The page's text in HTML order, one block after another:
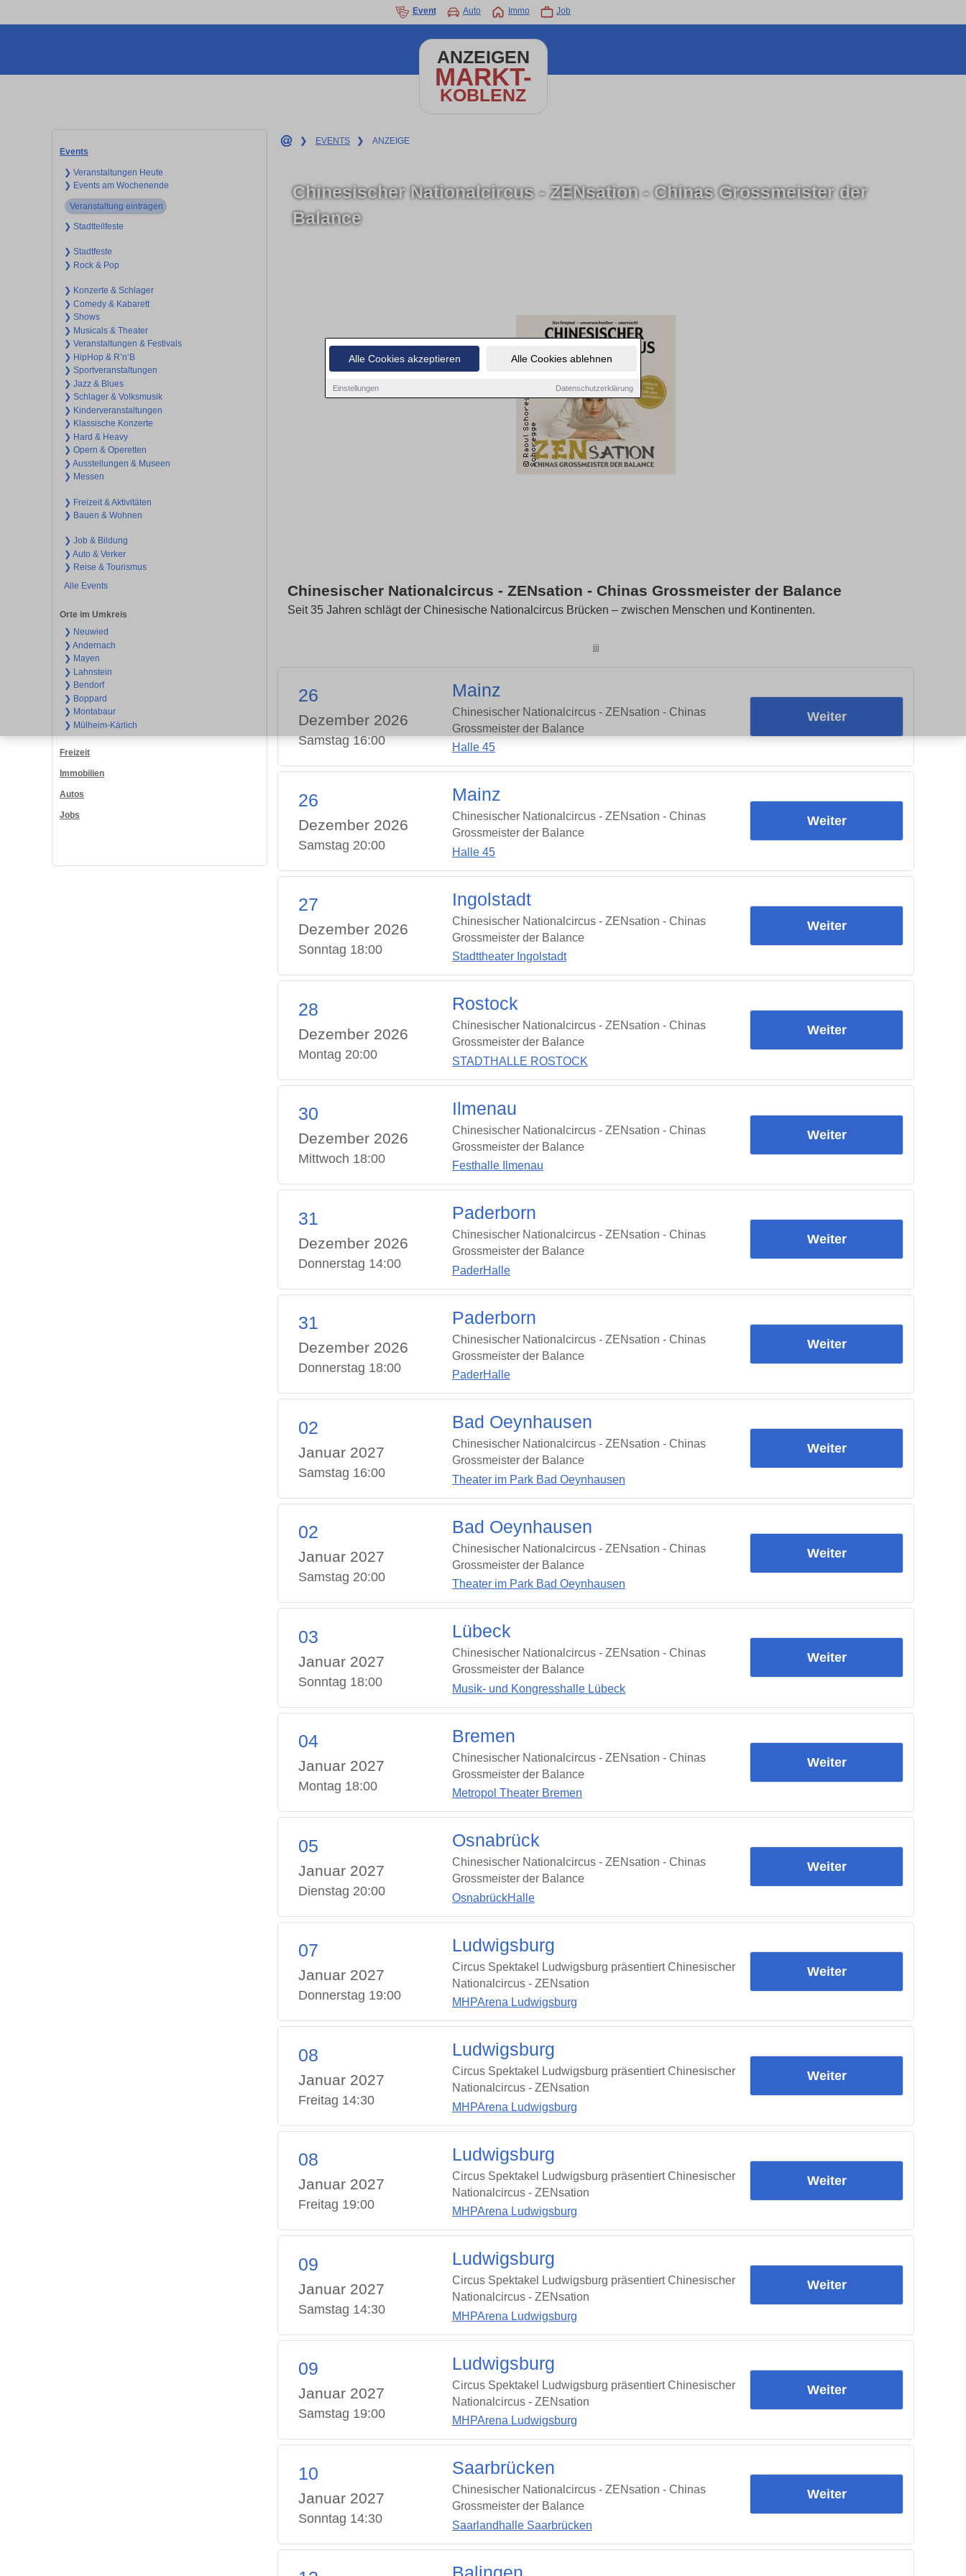
Alle Cookies akzeptieren Alle Cookies ablehnen
Einstellungen Datenschutzerklärung
Event Auto Immo Job
ANZEIGEN
MARKT-
KOBLENZ
Events
❯ Veranstaltungen Heute
❯ Events am Wochenende
Veranstaltung eintragen
❯ Stadtteilfeste
❯ Stadtfeste
❯ Rock & Pop
❯ Konzerte & Schlager
❯ Comedy & Kabarett
❯ Shows
❯ Musicals & Theater
❯ Veranstaltungen & Festivals
❯ HipHop & R’n‘B
❯ Sportveranstaltungen
❯ Jazz & Blues
❯ Schlager & Volksmusik
❯ Kinderveranstaltungen
❯ Klassische Konzerte
❯ Hard & Heavy
❯ Opern & Operetten
❯ Ausstellungen & Museen
❯ Messen
❯ Freizeit & Aktivitäten
❯ Bauen & Wohnen
❯ Job & Bildung
❯ Auto & Verker
❯ Reise & Tourismus
Alle Events
Orte im Umkreis
❯ Neuwied
❯ Andernach
❯ Mayen
❯ Lahnstein
❯ Bendorf
❯ Boppard
❯ Montabaur
❯ Mülheim-Kärlich
Freizeit
Immobilien
Autos
Jobs
❯ EVENTS ❯ ANZEIGE
Chinesischer Nationalcircus - ZENsation - Chinas Grossmeister der
Balance
Chinesischer Nationalcircus - ZENsation - Chinas Grossmeister der Balance
Seit 35 Jahren schlägt der Chinesische Nationalcircus Brücken – zwischen Menschen und Kontinenten.
jjj
26
Dezember 2026
Samstag 16:00
Mainz
Chinesischer Nationalcircus - ZENsation - Chinas
Grossmeister der Balance
Halle 45
Weiter
26
Dezember 2026
Samstag 20:00
Mainz
Chinesischer Nationalcircus - ZENsation - Chinas
Grossmeister der Balance
Halle 45
Weiter
27
Dezember 2026
Sonntag 18:00
Ingolstadt
Chinesischer Nationalcircus - ZENsation - Chinas
Grossmeister der Balance
Stadttheater Ingolstadt
Weiter
28
Dezember 2026
Montag 20:00
Rostock
Chinesischer Nationalcircus - ZENsation - Chinas
Grossmeister der Balance
STADTHALLE ROSTOCK
Weiter
30
Dezember 2026
Mittwoch 18:00
Ilmenau
Chinesischer Nationalcircus - ZENsation - Chinas
Grossmeister der Balance
Festhalle Ilmenau
Weiter
31
Dezember 2026
Donnerstag 14:00
Paderborn
Chinesischer Nationalcircus - ZENsation - Chinas
Grossmeister der Balance
PaderHalle
Weiter
31
Dezember 2026
Donnerstag 18:00
Paderborn
Chinesischer Nationalcircus - ZENsation - Chinas
Grossmeister der Balance
PaderHalle
Weiter
02
Januar 2027
Samstag 16:00
Bad Oeynhausen
Chinesischer Nationalcircus - ZENsation - Chinas
Grossmeister der Balance
Theater im Park Bad Oeynhausen
Weiter
02
Januar 2027
Samstag 20:00
Bad Oeynhausen
Chinesischer Nationalcircus - ZENsation - Chinas
Grossmeister der Balance
Theater im Park Bad Oeynhausen
Weiter
03
Januar 2027
Sonntag 18:00
Lübeck
Chinesischer Nationalcircus - ZENsation - Chinas
Grossmeister der Balance
Musik- und Kongresshalle Lübeck
Weiter
04
Januar 2027
Montag 18:00
Bremen
Chinesischer Nationalcircus - ZENsation - Chinas
Grossmeister der Balance
Metropol Theater Bremen
Weiter
05
Januar 2027
Dienstag 20:00
Osnabrück
Chinesischer Nationalcircus - ZENsation - Chinas
Grossmeister der Balance
OsnabrückHalle
Weiter
07
Januar 2027
Donnerstag 19:00
Ludwigsburg
Circus Spektakel Ludwigsburg präsentiert Chinesischer
Nationalcircus - ZENsation
MHPArena Ludwigsburg
Weiter
08
Januar 2027
Freitag 14:30
Ludwigsburg
Circus Spektakel Ludwigsburg präsentiert Chinesischer
Nationalcircus - ZENsation
MHPArena Ludwigsburg
Weiter
08
Januar 2027
Freitag 19:00
Ludwigsburg
Circus Spektakel Ludwigsburg präsentiert Chinesischer
Nationalcircus - ZENsation
MHPArena Ludwigsburg
Weiter
09
Januar 2027
Samstag 14:30
Ludwigsburg
Circus Spektakel Ludwigsburg präsentiert Chinesischer
Nationalcircus - ZENsation
MHPArena Ludwigsburg
Weiter
09
Januar 2027
Samstag 19:00
Ludwigsburg
Circus Spektakel Ludwigsburg präsentiert Chinesischer
Nationalcircus - ZENsation
MHPArena Ludwigsburg
Weiter
10
Januar 2027
Sonntag 14:30
Saarbrücken
Chinesischer Nationalcircus - ZENsation - Chinas
Grossmeister der Balance
Saarlandhalle Saarbrücken
Weiter